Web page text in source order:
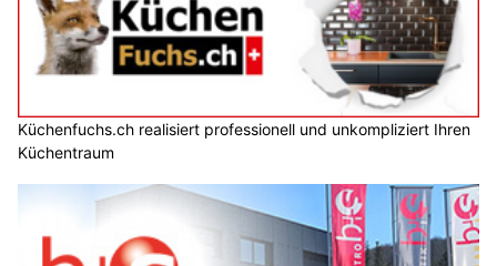
Küchenfuchs.ch realisiert professionell und unkompliziert Ihren
Küchentraum